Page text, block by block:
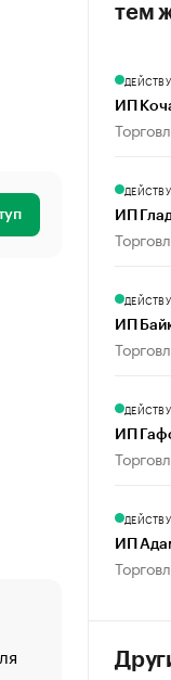
«От спорта
тем
ИП
ИП
ИП
ИП
ИП